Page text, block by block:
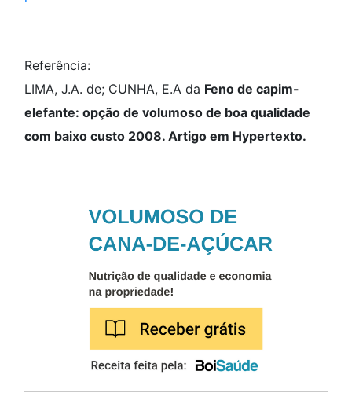
Referência:
LIMA, J.A. de; CUNHA, E.A da Feno de capim-
elefante: opção de volumoso de boa qualidade
com baixo custo 2008. Artigo em Hypertexto.